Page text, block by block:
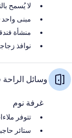
لا يُسمح
مبنى واحد
منشأة
نوافذ
وسائل
غرفة نوم
تتوفر
ستائر